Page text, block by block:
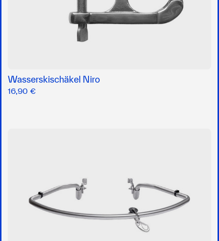
Wasserskischäkel Niro
16,90 €